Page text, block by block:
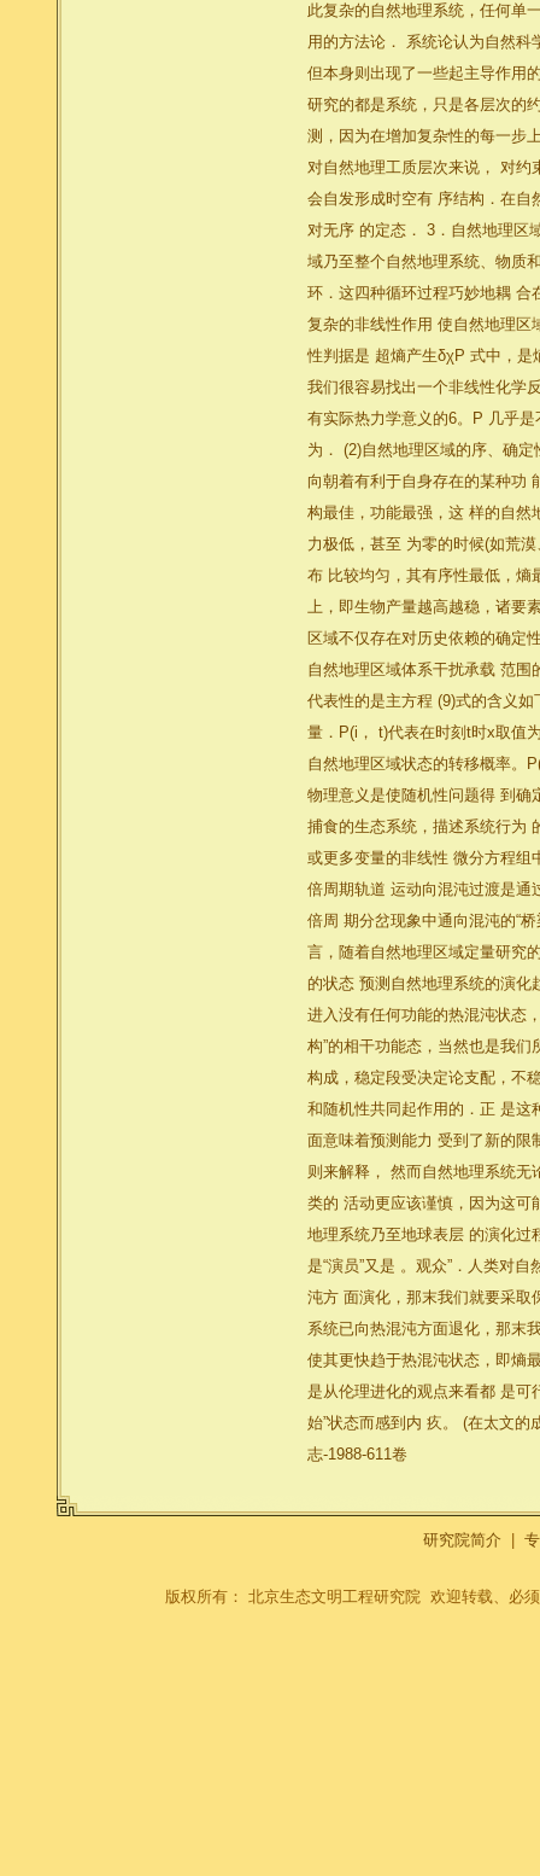
此复杂的自然地理系统，任何单
用的方法论． 系统论认为自然
但本身则出现了一些起主导作用
研究的都是系统，只是各层次的
测，因为在增加复杂性的每一步
对自然地理工质层次来说， 对约
会自发形成时空有 序结构．在自
对无序 的定态． 3．自然地理区
域乃至整个自然地理系统、物质
环．这四种循环过程巧妙地耦 合
复杂的非线性作用 使自然地理区
性判据是 超熵产生δχP 式中，
我们很容易找出一个非线性化学
有实际热力学意义的6。P 几乎
为． (2)自然地理区域的序、确
向朝着有利于自身存在的某种功
构最佳，功能最强，这 样的自然
力极低，甚至 为零的时候(如荒
布 比较均匀，其有序性最低，熵
上，即生物产量越高越稳，诸要
区域不仅存在对历史依赖的确定
自然地理区域体系干扰承载 范
代表性的是主方程 (9)式的含义
量．P(i， t)代表在时刻t时x取值
自然地理区域状态的转移概率。
物理意义是使随机性问题得 到确
捕食的生态系统，描述系统行
或更多变量的非线性 微分方程组
倍周期轨道 运动向混沌过渡是
倍周 期分岔现象中通向混沌的“
言，随着自然地理区域定量研究
的状态 预测自然地理系统的演
进入没有任何功能的热混沌状态
构”的相干功能态，当然也是我
构成，稳定段受决定论支配，不
和随机性共同起作用的．正 是这
面意味着预测能力 受到了新的限
则来解释， 然而自然地理系统
类的 活动更应该谨慎，因为这可
地理系统乃至地球表层 的演化过
是“演员”又是 。观众”．人类对
沌方 面演化，那末我们就要采取
系统已向热混沌方面退化，那末
使其更快趋于热混沌状态，即熵
是从伦理进化的观点来看都 是可
始”状态而感到内 疚。 (在太文
志-1988-611卷
研究院简介
版权所有： 北京生态文明工程研究院 欢迎转载、必